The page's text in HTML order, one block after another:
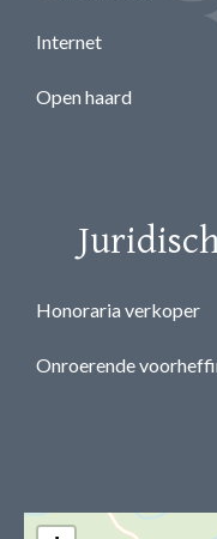
Internet
Open haard
Honoraria verkoper
Onroerende